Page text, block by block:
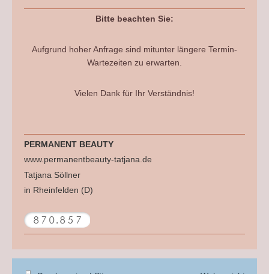
Bitte beachten Sie:
Aufgrund hoher Anfrage sind mitunter längere Termin-
Wartezeiten zu erwarten.
Vielen Dank für Ihr Verständnis!
PERMANENT BEAUTY
www.permanentbeauty-tatjana.de
Tatjana Söllner
in Rheinfelden (D)